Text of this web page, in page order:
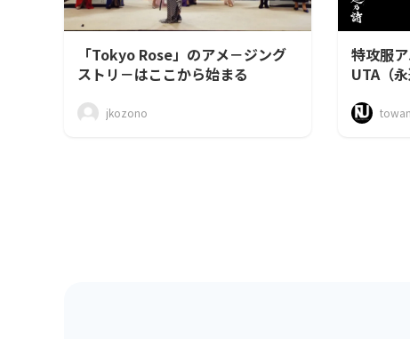
「Tokyo Rose」のアメ－ジング
ストリ－はここから始まる
jkozono
特攻服
UTA（